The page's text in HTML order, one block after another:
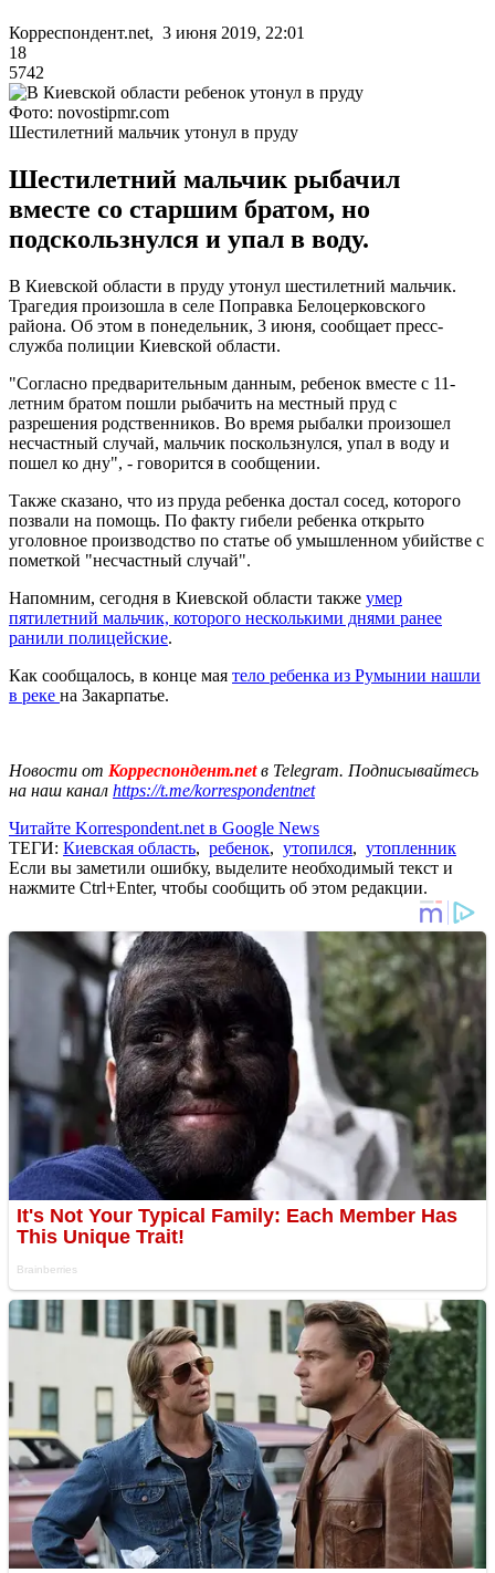
Корреспондент.net, 3 июня 2019, 22:01
18
5742
Фото: novostipmr.com
Шестилетний мальчик утонул в пруду
Шестилетний мальчик рыбачил
вместе со старшим братом, но
подскользнулся и упал в воду.
В Киевской области в пруду утонул шестилетний мальчик.
Трагедия произошла в селе Поправка Белоцерковского
района. Об этом в понедельник, 3 июня, сообщает пресс-
служба полиции Киевской области.
"Согласно предварительным данным, ребенок вместе с 11-
летним братом пошли рыбачить на местный пруд с
разрешения родственников. Во время рыбалки произошел
несчастный случай, мальчик поскользнулся, упал в воду и
пошел ко дну", - говорится в сообщении.
Также сказано, что из пруда ребенка достал сосед, которого
позвали на помощь. По факту гибели ребенка открыто
уголовное производство по статье об умышленном убийстве с
пометкой "несчастный случай".
Напомним, сегодня в Киевской области также умер
пятилетний мальчик, которого несколькими днями ранее
ранили полицейские.
Как сообщалось, в конце мая тело ребенка из Румынии нашли
в реке на Закарпатье.
Новости от Корреспондент.netв Telegram. Подписывайтесь
на наш канал https://t.me/korrespondentnet
Читайте Korrespondent.net в Google News
ТЕГИ: Киевская область, ребенок, утопился, утопленник
Если вы заметили ошибку, выделите необходимый текст и
нажмите Ctrl+Enter, чтобы сообщить об этом редакции.